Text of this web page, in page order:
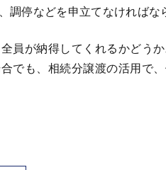
停などを申立てなければな
員が納得してくれるかどう
でも、相続分譲渡の活用で